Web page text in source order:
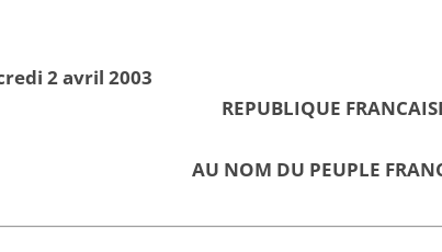
2 avril 2003
REPUBLIQUE
AU NOM DU PEUPLE